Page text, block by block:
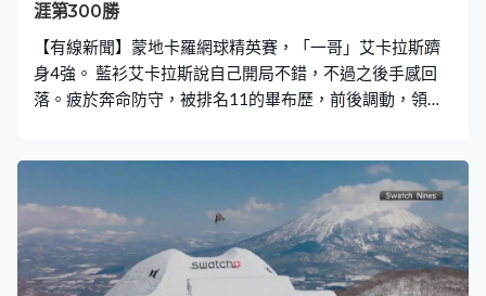
涯第300勝
【有線新聞】蒙地卡羅網球精英賽，「一哥」艾卡拉斯躋
身4強。 藍衫艾卡拉斯說自己開局不錯，不過之後手感回
落。疲於奔命防守，被排名11的畢布歷，前後調動，領先
隨即上網放短，令畢布歷失了預算。首盤3次破發，先贏6
比4。衛冕的艾卡拉斯延續強勢，第二盤3次破發機會都把
握到，正手轉線打得那麼好，畢布歷只能苦笑。 艾卡拉斯
橫掃6比0，直落兩盤晉級。打了367場，就取得生涯第
300場巡迴賽勝仗，是公開賽年代男單第3快。4強鬥東道